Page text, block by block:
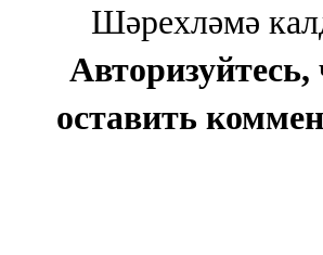
Шәрехләмә
оставить